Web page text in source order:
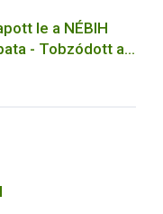
le a NÉBIH
- Tobzódott a
hónapja